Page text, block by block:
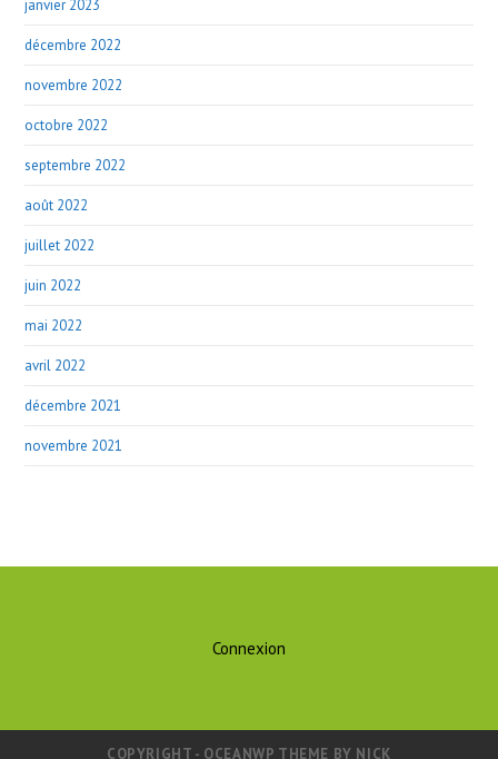
janvier 2023
décembre 2022
novembre 2022
octobre 2022
septembre 2022
août 2022
juillet 2022
juin 2022
mai 2022
avril 2022
décembre 2021
novembre 2021
Connexion
COPYRIGHT - OCEANWP THEME BY NICK